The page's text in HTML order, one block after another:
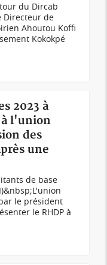
du Dircab
Directeur de
Ahoutou Koffi
Kokokpé
2023 à
à l'union
des
une
de base
le président
le RHDP à